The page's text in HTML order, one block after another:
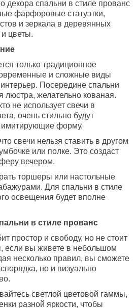
декора спальни в стиле прованс
фарфоровые статуэтки,
и зеркала в деревянных
цветы.
только традиционное
и сложные виды
Посередине спальни
люстра, желательно кованая.
не использует свечи в
очень стильно будут
имитирующие форму.
свечи нельзя ставить в другом
или полке. Это создаст
вечером.
торшеры или настольные
Для спальни в стиле
освещения будет вполне
в стиле прованс
простор и свободу, но не стоит
если вы живете в небольшом
несколько правил, вы сможете
но и визуально
светлой цветовой гаммы,
разной яркости, чтобы